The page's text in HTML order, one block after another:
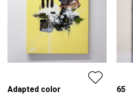
Adapted color 65